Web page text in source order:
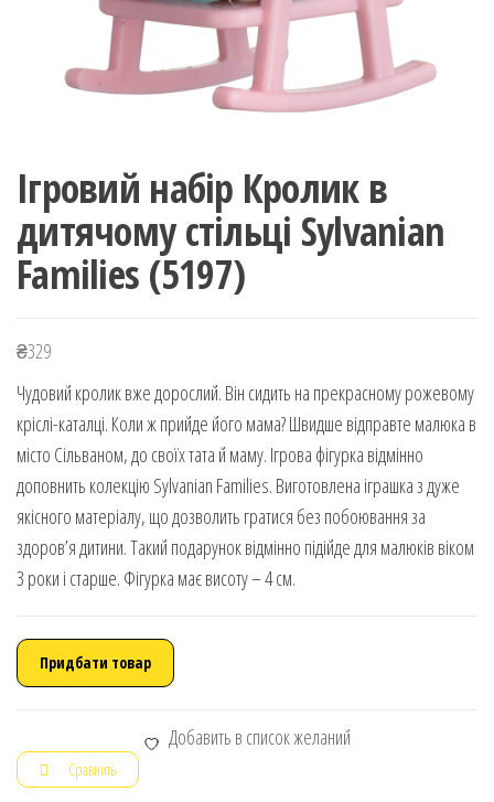
Ігровий набір Кролик в
дитячому стільці Sylvanian
Families (5197)
₴329
Чудовий кролик вже дорослий. Він сидить на прекрасному рожевому
кріслі-каталці. Коли ж прийде його мама? Швидше відправте малюка в
місто Сільваном, до своїх тата й маму. Ігрова фігурка відмінно
доповнить колекцію Sylvanian Families. Виготовлена іграшка з дуже
якісного матеріалу, що дозволить гратися без побоювання за
здоров’я дитини. Такий подарунок відмінно підійде для малюків віком
3 роки і старше. Фігурка має висоту – 4 см.
Придбати товар
Добавить в список желаний
Сравнить